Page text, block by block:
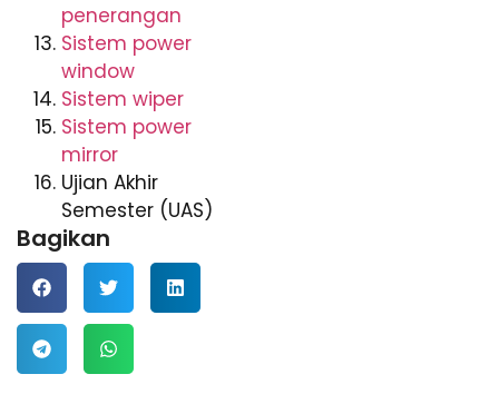
penerangan
Sistem power
window
Sistem wiper
Sistem power
mirror
Ujian Akhir
Semester (UAS)
Bagikan